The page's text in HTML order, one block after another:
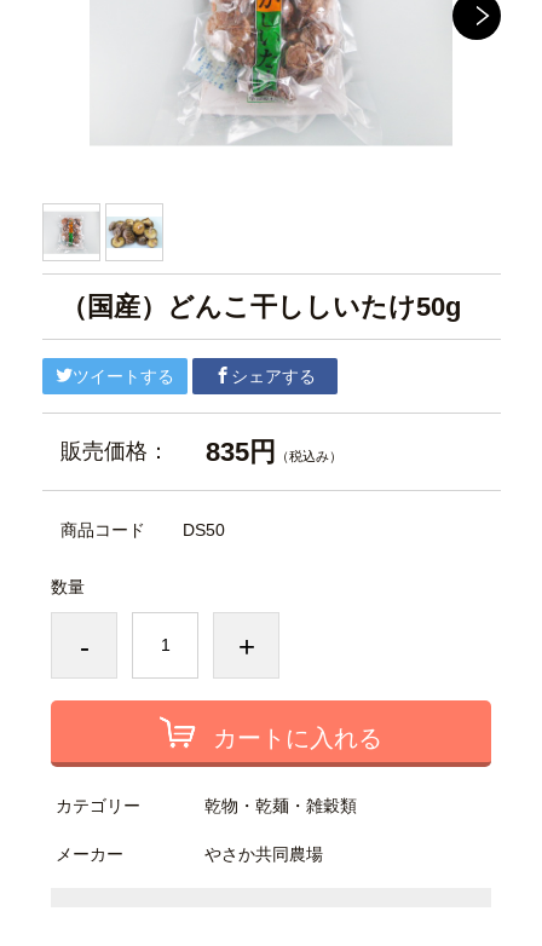
（国産）どんこ干ししいたけ50g
ツイートする シェアする
販売価格： 835円 （税込み）
商品コード DS50
数量
- +
カートに入れる
カテゴリー 乾物・乾麺・雑穀類
メーカー やさか共同農場